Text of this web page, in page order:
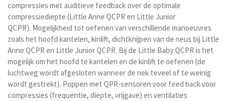
compressies met auditieve feedback over de optimale
compressiediepte (Little Anne QCPR en Little Junior
QCPR). Mogelijkheid tot oefenen van verschillende manoeuvres
zoals het hoofd kantelen, kinlift, dichtknijpen van de neus bij Little
Anne QCPR en Little Junior QCPR. Bij de Little Baby QCPR is het
mogelijk om het hoofd te kantelen en de kinlift te oefenen (de
luchtweg wordt afgesloten wanneer de nek teveel of te weinig
wordt gestrekt). Poppen met QPR-sensoren voor feed backvoor
compressies (frequentie, diepte, vrijgave) en ventilaties